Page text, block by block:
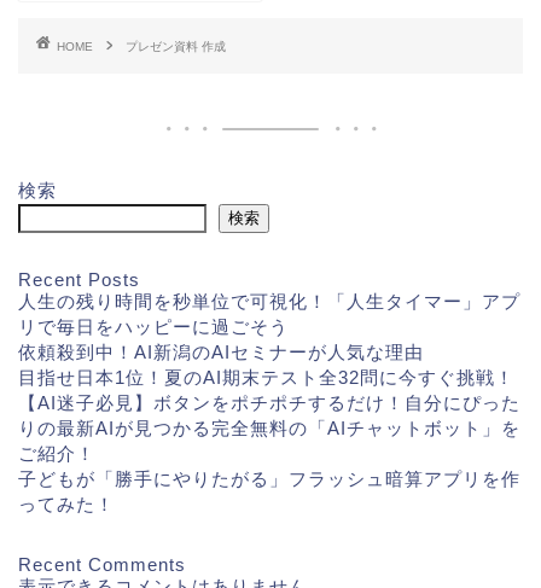
HOME プレゼン資料 作成
検索
検索
Recent Posts
人生の残り時間を秒単位で可視化！「人生タイマー」アプ
リで毎日をハッピーに過ごそう
依頼殺到中！AI新潟のAIセミナーが人気な理由
目指せ日本1位！夏のAI期末テスト全32問に今すぐ挑戦！
【AI迷子必見】ボタンをポチポチするだけ！自分にぴった
りの最新AIが見つかる完全無料の「AIチャットボット」を
ご紹介！
子どもが「勝手にやりたがる」フラッシュ暗算アプリを作
ってみた！
Recent Comments